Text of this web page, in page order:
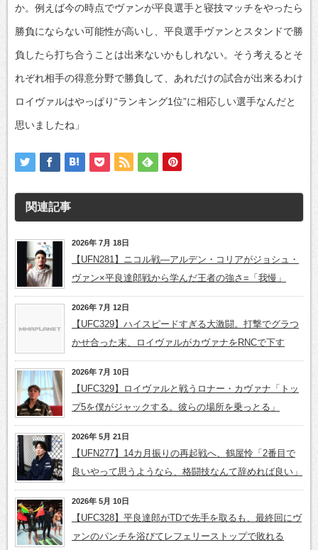
か。例えば今の時点でヴァンが平良選手と寝技マッチをやったら
勝負にならない可能性が高いし、平良選手ヴァンとスタンドで勝
負したら打ち合うことは出来ないかもしれない。そう考えるとそ
れぞれ相手の得意分野で勝負して、あれだけの試合が出来るわけ
ロイヴァルはやっぱり“ランキング1位”に相応しい選手なんだと
思いましたね」
関連記事
2026年 7月 18日
【UFN281】ニコル戦―アルデン・コリアがジョシュ・
ヴァン×平良達郎戦から学んだ王者の強さ=「我慢」
2026年 7月 12日
【UFC329】ハイスピードすぎる大激闘。打撃でグラつ
かせ合った末、ロイヴァルがカヴァナをRNCで下す
2026年 7月 10日
【UFC329】ロイヴァルと戦うロナー・カヴァナ「トッ
プ5を僕がジャックする。彼らの場所を乗っとる」
2026年 5月 21日
【UFN277】14カ月振りの再起戦へ、鶴屋怜「2番目で
良いやって思うようなら、格闘技なんて辞めれば良い」
2026年 5月 10日
【UFC328】平良達郎がTDで先手を取るも、最終回にヴ
ァンのパンチを浴びてレフェリーストップで敗れる